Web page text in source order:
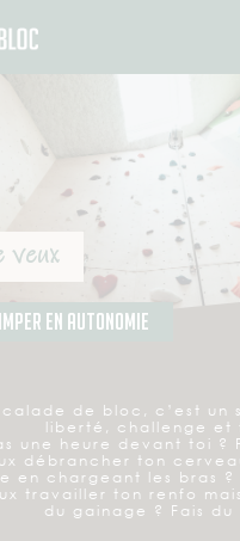
veux
en autonomie
de bloc, c’est un
liberté, challenge et
une heure devant toi ?
débrancher ton
en chargeant les bras ?
travailler ton renfo
du gainage ? Fais du